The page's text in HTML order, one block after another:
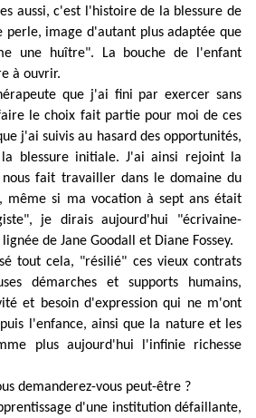
aussi, c'est l'histoire de la blessure de
perle, image d'autant plus adaptée que
une huître". La bouche de l'enfant
à ouvrir.
que j'ai fini par exercer sans
le choix fait partie pour moi de ces
j'ai suivis au hasard des opportunités,
blessure initiale. J'ai ainsi rejoint la
fait travailler dans le domaine du
même si ma vocation à sept ans était
je dirais aujourd'hui "écrivaine-
de Jane Goodall et Diane Fossey.
tout cela, "résilié" ces vieux contrats
démarches et supports humains,
et besoin d'expression qui ne m'ont
l'enfance, ainsi que la nature et les
plus aujourd'hui l'infinie richesse
demanderez-vous peut-être ?
d'une institution défaillante,